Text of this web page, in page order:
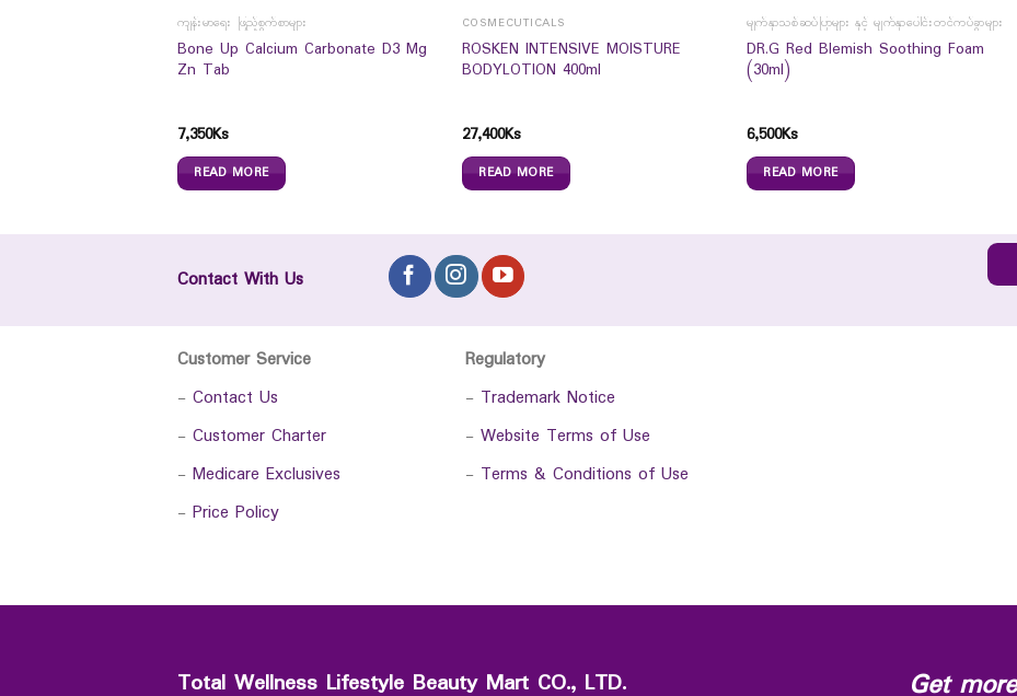
ကျန်းမာရေး ဖြည့်စွက်စာများ
Bone Up Calcium Carbonate D3 Mg
Zn Tab
7,350Ks
READ MORE
COSMECUTICALS
ROSKEN INTENSIVE MOISTURE
BODYLOTION 400ml
27,400Ks
READ MORE
မျက်နှာသစ်ဆပ်ပြာများ နှင့် မျက်နှာပေါင်းတင်ကပ်ခွာများ
DR.G Red Blemish Soothing Foam
(30ml)
6,500Ks
READ MORE
Contact With Us
Customer Service
- Contact Us
- Customer Charter
- Medicare Exclusives
- Price Policy
Regulatory
- Trademark Notice
- Website Terms of Use
- Terms & Conditions of Use
Total Wellness Lifestyle Beauty Mart CO., LTD. Get